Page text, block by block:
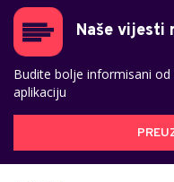
Naše vijesti
Budite bolje informisani
aplikaciju